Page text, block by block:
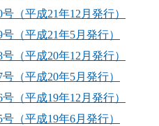
（平成21年12月発行）
（平成21年5月発行）
（平成20年12月発行）
（平成20年5月発行）
（平成19年12月発行）
（平成19年6月発行）